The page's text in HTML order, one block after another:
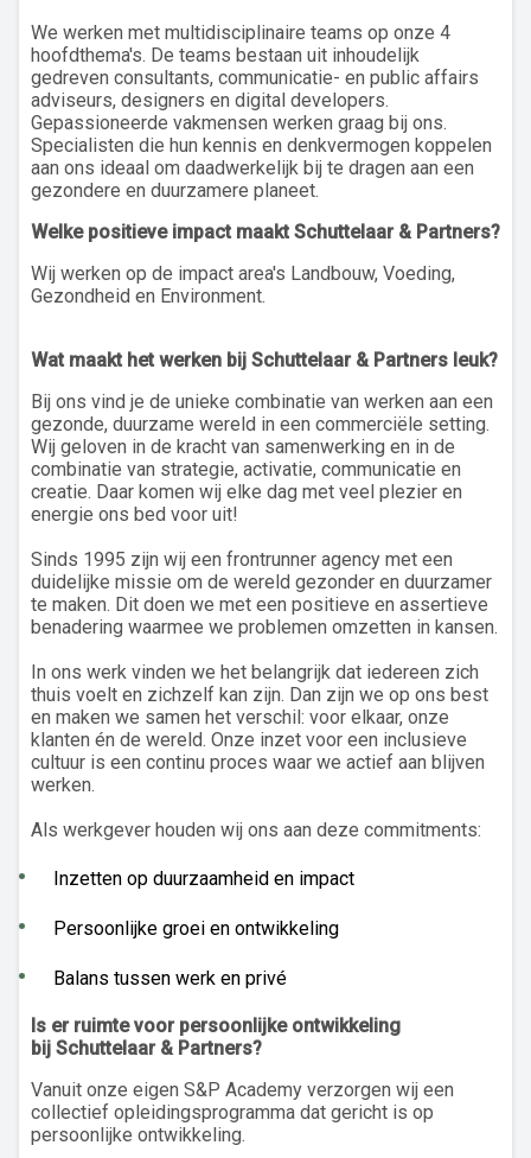
We werken met multidisciplinaire teams op onze 4
hoofdthema's. De teams bestaan uit inhoudelijk
gedreven consultants, communicatie- en public affairs
adviseurs, designers en digital developers.
Gepassioneerde vakmensen werken graag bij ons.
Specialisten die hun kennis en denkvermogen koppelen
aan ons ideaal om daadwerkelijk bij te dragen aan een
gezondere en duurzamere planeet.
Welke positieve impact maakt Schuttelaar & Partners?
Wij werken op de impact area's Landbouw, Voeding,
Gezondheid en Environment.
Wat maakt het werken bij Schuttelaar & Partners leuk?
Bij ons vind je de unieke combinatie van werken aan een
gezonde, duurzame wereld in een commerciële setting.
Wij geloven in de kracht van samenwerking en in de
combinatie van strategie, activatie, communicatie en
creatie. Daar komen wij elke dag met veel plezier en
energie ons bed voor uit!
Sinds 1995 zijn wij een frontrunner agency met een
duidelijke missie om de wereld gezonder en duurzamer
te maken. Dit doen we met een positieve en assertieve
benadering waarmee we problemen omzetten in kansen.
In ons werk vinden we het belangrijk dat iedereen zich
thuis voelt en zichzelf kan zijn. Dan zijn we op ons best
en maken we samen het verschil: voor elkaar, onze
klanten én de wereld. Onze inzet voor een inclusieve
cultuur is een continu proces waar we actief aan blijven
werken.
Als werkgever houden wij ons aan deze commitments:
Inzetten op duurzaamheid en impact
Persoonlijke groei en ontwikkeling
Balans tussen werk en privé
Is er ruimte voor persoonlijke ontwikkeling
bij Schuttelaar & Partners?
Vanuit onze eigen S&P Academy verzorgen wij een
collectief opleidingsprogramma dat gericht is op
persoonlijke ontwikkeling.